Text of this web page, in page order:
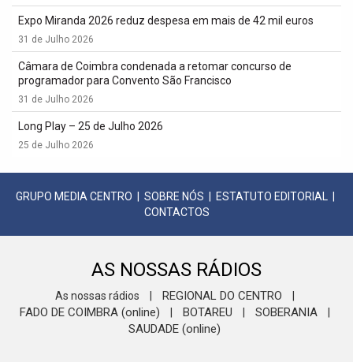
Expo Miranda 2026 reduz despesa em mais de 42 mil euros
31 de Julho 2026
Câmara de Coimbra condenada a retomar concurso de
programador para Convento São Francisco
31 de Julho 2026
Long Play – 25 de Julho 2026
25 de Julho 2026
GRUPO MEDIA CENTRO SOBRE NÓS ESTATUTO EDITORIAL
CONTACTOS
AS NOSSAS RÁDIOS
As nossas rádios REGIONAL DO CENTRO
FADO DE COIMBRA (online) BOTAREU SOBERANIA
SAUDADE (online)